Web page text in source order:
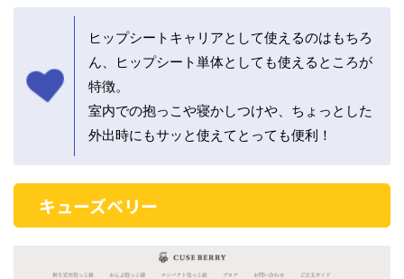
ヒップシートキャリアとして使えるのはもちろ
ん、ヒップシート単体としても使えるところが
特徴。
室内での抱っこや寝かしつけや、ちょっとした
外出時にもサッと使えてとっても便利！
キューズベリー